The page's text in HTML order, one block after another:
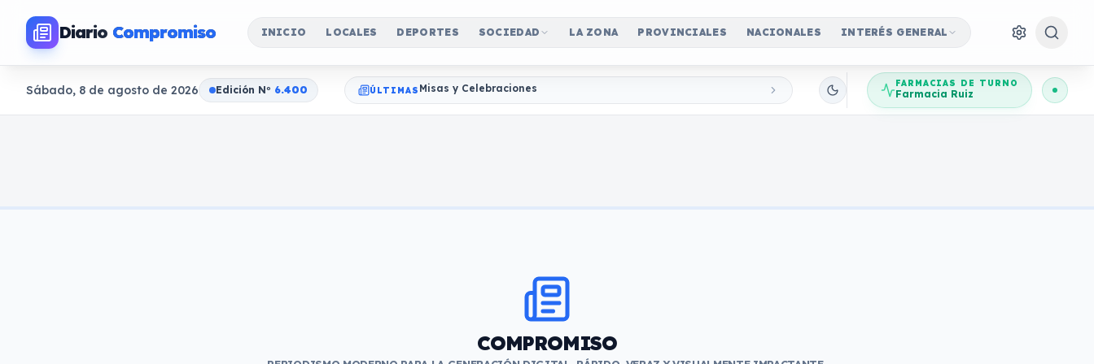
Diario Compromiso INICIO LOCALES DEPORTES SOCIEDAD LA ZONA PROVINCIALES NACIONALES INTERÉS GENERAL
Sábado, 8 de agosto de 2026 Edición No 6.400 ÚLTIMAS Misas y Celebraciones FARMACIAS DE TURNO
Farmacia Ruiz
COMPROMISO